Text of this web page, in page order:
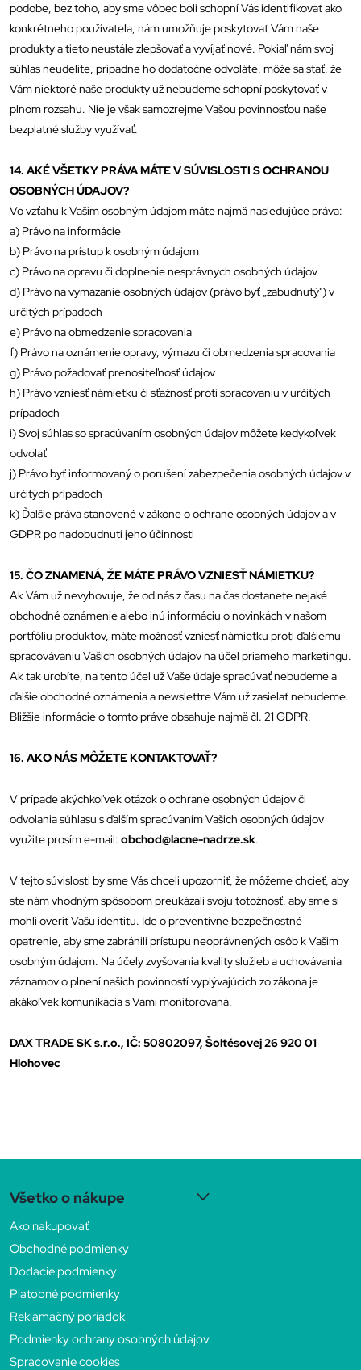
podobe, bez toho, aby sme vôbec boli schopní Vás identifikovať ako
konkrétneho používateľa, nám umožňuje poskytovať Vám naše
produkty a tieto neustále zlepšovať a vyvíjať nové. Pokiaľ nám svoj
súhlas neudelíte, prípadne ho dodatočne odvoláte, môže sa stať, že
Vám niektoré naše produkty už nebudeme schopní poskytovať v
plnom rozsahu. Nie je však samozrejme Vašou povinnosťou naše
bezplatné služby využívať.
14. AKÉ VŠETKY PRÁVA MÁTE V SÚVISLOSTI S OCHRANOU
OSOBNÝCH ÚDAJOV?
Vo vzťahu k Vašim osobným údajom máte najmä nasledujúce práva:
a) Právo na informácie
b) Právo na prístup k osobným údajom
c) Právo na opravu či doplnenie nesprávnych osobných údajov
d) Právo na vymazanie osobných údajov (právo byť „zabudnutý") v
určitých prípadoch
e) Právo na obmedzenie spracovania
f) Právo na oznámenie opravy, výmazu či obmedzenia spracovania
g) Právo požadovať prenositeľnosť údajov
h) Právo vzniesť námietku či sťažnosť proti spracovaniu v určitých
prípadoch
i) Svoj súhlas so spracúvaním osobných údajov môžete kedykoľvek
odvolať
j) Právo byť informovaný o porušení zabezpečenia osobných údajov v
určitých prípadoch
k) Ďalšie práva stanovené v zákone o ochrane osobných údajov a v
GDPR po nadobudnutí jeho účinnosti
15. ČO ZNAMENÁ, ŽE MÁTE PRÁVO VZNIESŤ NÁMIETKU?
Ak Vám už nevyhovuje, že od nás z času na čas dostanete nejaké
obchodné oznámenie alebo inú informáciu o novinkách v našom
portfóliu produktov, máte možnosť vzniesť námietku proti ďalšiemu
spracovávaniu Vašich osobných údajov na účel priameho marketingu.
Ak tak urobíte, na tento účel už Vaše údaje spracúvať nebudeme a
ďalšie obchodné oznámenia a newslettre Vám už zasielať nebudeme.
Bližšie informácie o tomto práve obsahuje najmä čl. 21 GDPR.
16. AKO NÁS MÔŽETE KONTAKTOVAŤ?
V prípade akýchkoľvek otázok o ochrane osobných údajov či
odvolania súhlasu s ďalším spracúvaním Vašich osobných údajov
využite prosím e-mail: obchod@lacne-nadrze.sk.
V tejto súvislosti by sme Vás chceli upozorniť, že môžeme chcieť, aby
ste nám vhodným spôsobom preukázali svoju totožnosť, aby sme si
mohli overiť Vašu identitu. Ide o preventívne bezpečnostné
opatrenie, aby sme zabránili prístupu neoprávnených osôb k Vašim
osobným údajom. Na účely zvyšovania kvality služieb a uchovávania
záznamov o plnení našich povinností vyplývajúcich zo zákona je
akákoľvek komunikácia s Vami monitorovaná.
DAX TRADE SK s.r.o., IČ: 50802097, Šoltésovej 26 920 01
Hlohovec
á
p
ä
t
Všetko o nákupe
Ako nakupovať
Obchodné podmienky
Dodacie podmienky
Platobné podmienky
Reklamačný poriadok
Podmienky ochrany osobných údajov
Spracovanie cookies